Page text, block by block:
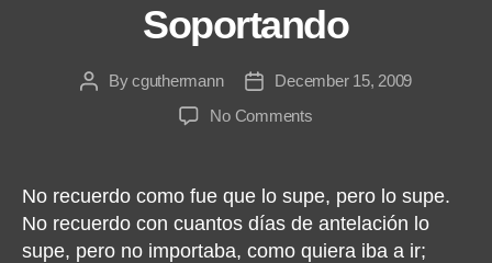
Soportando
PostBycguthermann
PostDecember 15, 2009
No Commentson
No recuerdo como fue que lo supe, pero lo supe.
No recuerdo con cuantos días de antelación lo
supe, pero no importaba, como quiera iba a ir;